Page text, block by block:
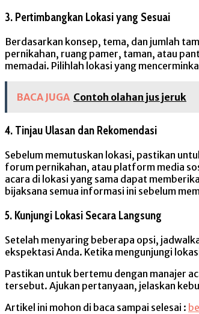
3. Pertimbangkan Lokasi yang Sesuai
Berdasarkan konsep, tema, dan jumlah
pernikahan, ruang pamer, taman, atau
memadai. Pilihlah lokasi yang
BACA JUGA Contoh olahan jus jeruk
4. Tinjau Ulasan dan Rekomendasi
Sebelum memutuskan lokasi, pastikan
forum pernikahan, atau platform media
acara di lokasi yang sama dapat
bijaksana semua informasi ini sebelum
5. Kunjungi Lokasi Secara Langsung
Setelah menyaring beberapa opsi,
ekspektasi Anda. Ketika mengunjungi
Pastikan untuk bertemu dengan manajer
tersebut. Ajukan pertanyaan, jelaskan
Artikel ini mohon di baca sampai selesai :